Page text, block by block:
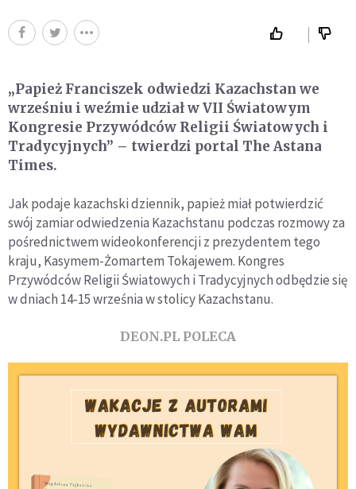
„Papież Franciszek odwiedzi Kazachstan we
wrześniu i weźmie udział w VII Światowym
Kongresie Przywódców Religii Światowych i
Tradycyjnych” – twierdzi portal The Astana
Times.
Jak podaje kazachski dziennik, papież miał potwierdzić
swój zamiar odwiedzenia Kazachstanu podczas rozmowy za
pośrednictwem wideokonferencji z prezydentem tego
kraju, Kasymem-Żomartem Tokajewem. Kongres
Przywódców Religii Światowych i Tradycyjnych odbędzie się
w dniach 14-15 września w stolicy Kazachstanu.
DEON.PL POLECA